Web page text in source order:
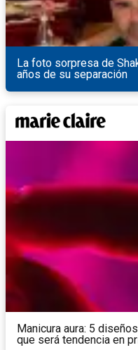
La foto sorpresa de
años de su separación
Manicura aura: 5
que será tendencia en